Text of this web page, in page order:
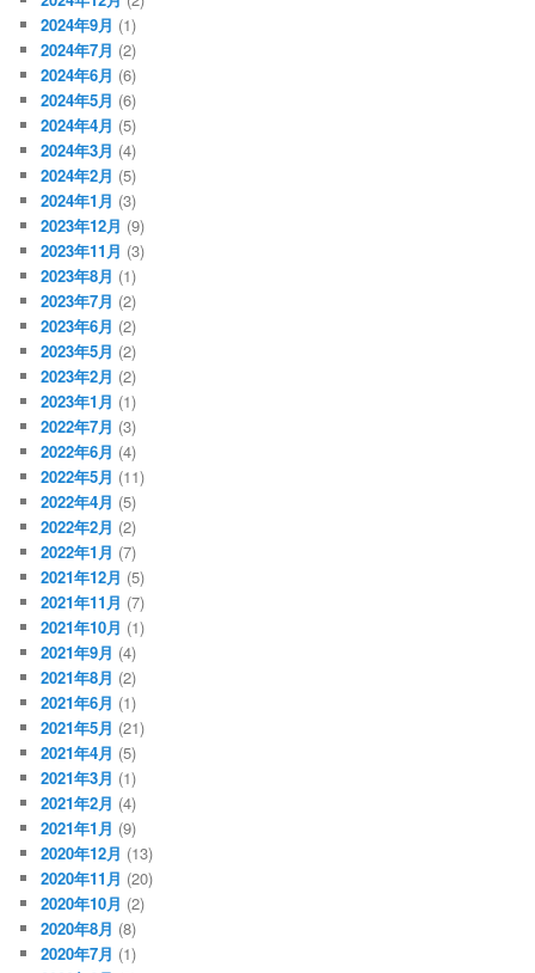
2024年9月 (1)
2024年7月 (2)
2024年6月 (6)
2024年5月 (6)
2024年4月 (5)
2024年3月 (4)
2024年2月 (5)
2024年1月 (3)
2023年12月 (9)
2023年11月 (3)
2023年8月 (1)
2023年7月 (2)
2023年6月 (2)
2023年5月 (2)
2023年2月 (2)
2023年1月 (1)
2022年7月 (3)
2022年6月 (4)
2022年5月 (11)
2022年4月 (5)
2022年2月 (2)
2022年1月 (7)
2021年12月 (5)
2021年11月 (7)
2021年10月 (1)
2021年9月 (4)
2021年8月 (2)
2021年6月 (1)
2021年5月 (21)
2021年4月 (5)
2021年3月 (1)
2021年2月 (4)
2021年1月 (9)
2020年12月 (13)
2020年11月 (20)
2020年10月 (2)
2020年8月 (8)
2020年7月 (1)